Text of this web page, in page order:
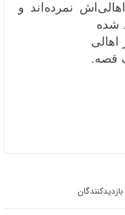
نمرده‌اند و
شده
اهالی
قصه.
بازدیدکنندگان